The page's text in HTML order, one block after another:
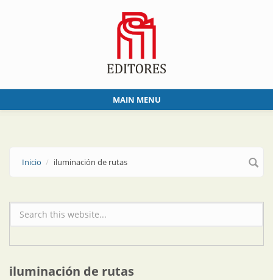
MAIN MENU
Inicio iluminación de rutas
Formulario de búsqueda
iluminación de rutas